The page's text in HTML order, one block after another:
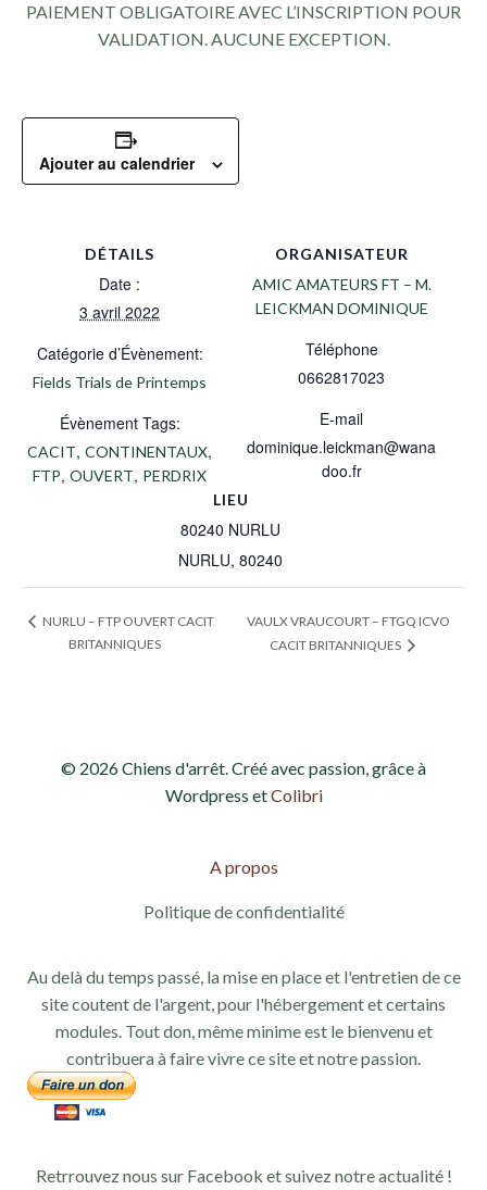
PAIEMENT OBLIGATOIRE AVEC L’INSCRIPTION POUR
VALIDATION. AUCUNE EXCEPTION.
Ajouter au calendrier
DÉTAILS
Date :
3 avril 2022
Catégorie d’Évènement:
Fields Trials de Printemps
Évènement Tags:
CACIT, CONTINENTAUX,
FTP, OUVERT, PERDRIX
LIEU
80240 NURLU
NURLU, 80240
ORGANISATEUR
AMIC AMATEURS FT – M.
LEICKMAN DOMINIQUE
Téléphone
0662817023
E-mail
dominique.leickman@wana
doo.fr
NURLU – FTP OUVERT CACIT
BRITANNIQUES
VAULX VRAUCOURT – FTGQ ICVO
CACIT BRITANNIQUES
© 2026 Chiens d'arrêt. Créé avec passion, grâce à
Wordpress etColibri
A propos
Politique de confidentialité
Au delà du temps passé, la mise en place et l'entretien de ce
site coutent de l'argent, pour l'hébergement et certains
modules. Tout don, même minime est le bienvenu et
contribuera à faire vivre ce site et notre passion.
Retrrouvez nous sur Facebook et suivez notre actualité !